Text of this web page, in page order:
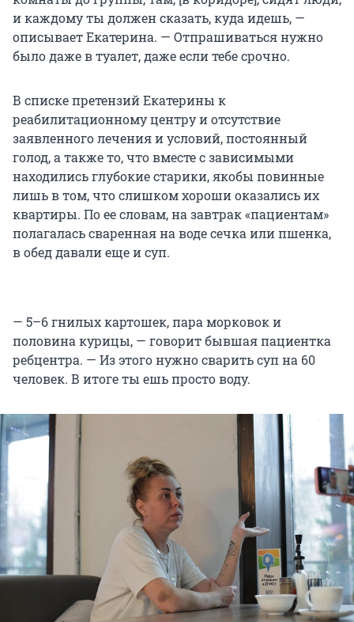
и каждому ты должен сказать, куда идешь, —
описывает Екатерина. — Отпрашиваться нужно
было даже в туалет, даже если тебе срочно.
В списке претензий Екатерины к
реабилитационному центру и отсутствие
заявленного лечения и условий, постоянный
голод, а также то, что вместе с зависимыми
находились глубокие старики, якобы повинные
лишь в том, что слишком хороши оказались их
квартиры. По ее словам, на завтрак «пациентам»
полагалась сваренная на воде сечка или пшенка,
в обед давали еще и суп.
— 5–6 гнилых картошек, пара морковок и
половина курицы, — говорит бывшая пациентка
ребцентра. — Из этого нужно сварить суп на 60
человек. В итоге ты ешь просто воду.